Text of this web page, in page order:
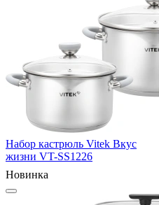
Набор кастрюль Vitek Вкус
жизни VT-SS1226
Новинка